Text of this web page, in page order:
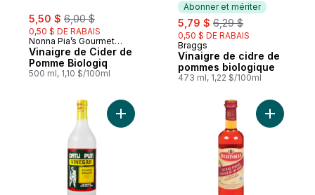
sale:
5,50 $ , formerly:
6,00 $
0,50 $ DE RABAIS
Nonna Pia’s Gourmet
Sauces
Vinaigre de Cider de
Pomme Biologiq
500 ml, 1,10 $/100ml
Abonner et mériter
sale:
5,79 $ , formerly:
6,29 $
0,50 $ DE RABAIS
Abonner et mériter
Braggs
Vinaigre de cidre de
pommes biologique
473 ml, 1,22 $/100ml
Ajouter Vinaigre blanc au panierAjouter